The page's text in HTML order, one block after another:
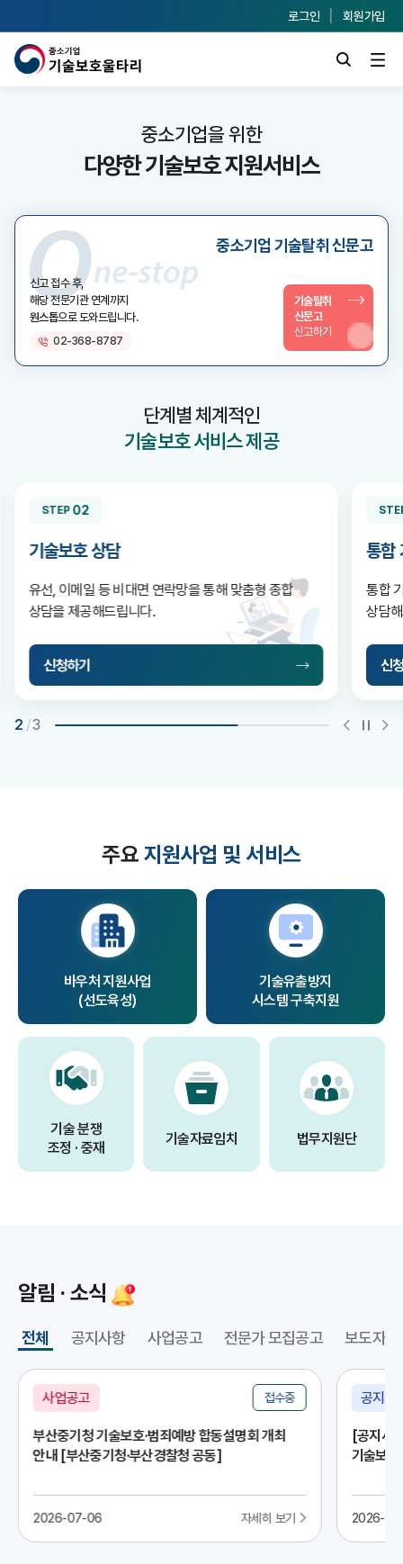
로그인 회원가입
중소기업을 위한
다양한 기술보호 지원서비스
중소기업 기술탈취 신문고
신고 접수 후,
해당 전문기관 연계까지
원스톱으로 도와드립니다.
02-368-8787
기술탈취
신문고
신고하기
단계별 체계적인
기술보호 서비스 제공
STEP 02
기술보호 상담
유선, 이메일 등 비대면 연락망을 통해 맞춤형 종합
상담을 제공해드립니다.
신청하기
통합
통합
상담
신
2 /3 이전자동다
주요 지원사업 및 서비스
바우처 지원사업
(선도육성)
기술유출방지
시스템 구축지원
기술 분쟁
조정 · 중재
기술자료임치 법무지원단
알림 · 소식
전체 공지사항 사업공고 전문가 모집공고 보도자료
사업공고 접수중
부산중기청 기술보호·범죄예방 합동설명회 개최
안내 [부산중기청·부산경찰청 공동]
2026-07-06 자세히 보기
공지사
[공지사
기술보
2026-